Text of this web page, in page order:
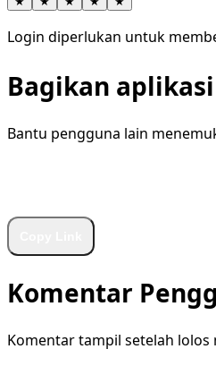
Login diperlukan untuk
Bagikan aplikasi
Bantu pengguna lain
Komentar
Komentar tampil setelah lolos